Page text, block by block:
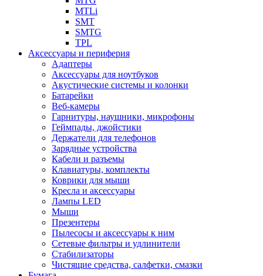
MTLi
SMT
SMTG
TPL
Аксессуары и периферия
Адаптеры
Аксессуары для ноутбуков
Акустические системы и колонки
Батарейки
Веб-камеры
Гарнитуры, наушники, микрофоны
Геймпады, джойстики
Держатели для телефонов
Зарядные устройства
Кабели и разъемы
Клавиатуры, комплекты
Коврики для мыши
Кресла и аксессуары
Лампы LED
Мыши
Презентеры
Пылесосы и аксессуары к ним
Сетевые фильтры и удлинители
Стабилизаторы
Чистящие средства, салфетки, смазки